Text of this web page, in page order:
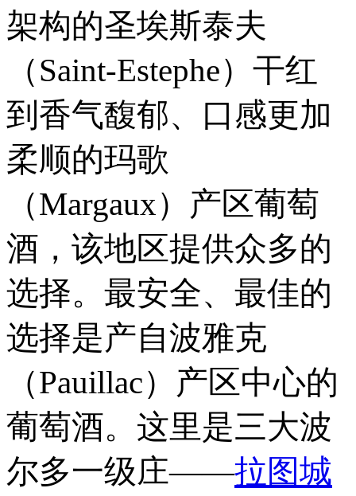
架构的圣埃斯泰夫
（Saint-Estephe）干红
到香气馥郁、口感更加
柔顺的玛歌
（Margaux）产区葡萄
酒，该地区提供众多的
选择。最安全、最佳的
选择是产自波雅克
（Pauillac）产区中心的
葡萄酒。这里是三大波
尔多一级庄——拉图城